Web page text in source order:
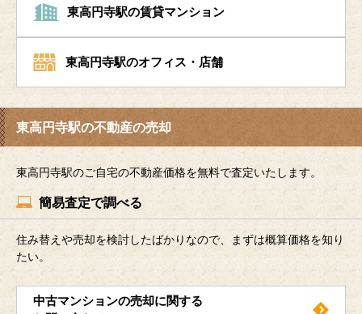
東高円寺駅の賃貸マンション
東高円寺駅のオフィス・店舗
東高円寺駅の不動産の売却
東高円寺駅のご自宅の不動産価格を無料で査定いたします。
簡易査定で調べる
住み替えや売却を検討したばかりなので、まずは概算価格を知り
たい。
中古マンションの売却に関する